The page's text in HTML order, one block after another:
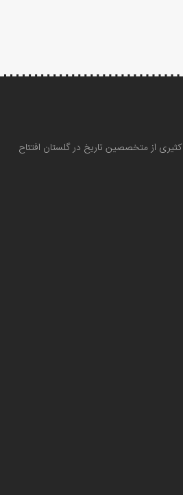
از متخصصین تاریخ در گلستان افتتاح